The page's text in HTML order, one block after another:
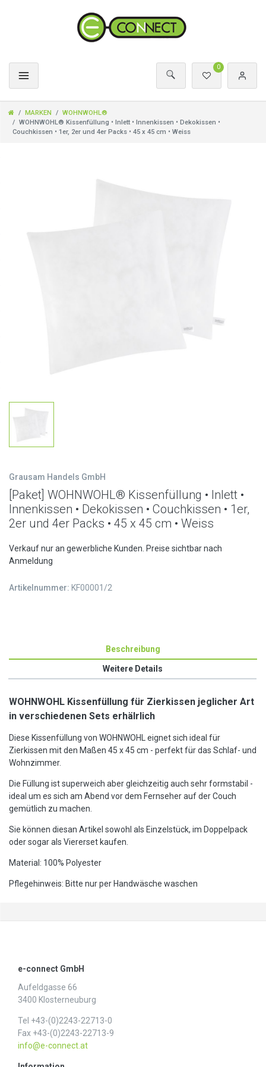
0
MARKEN
WOHNWOHL®
WOHNWOHL® Kissenfüllung • Inlett • Innenkissen • Dekokissen •
Couchkissen • 1er, 2er und 4er Packs • 45 x 45 cm • Weiss
Grausam Handels GmbH
[Paket] WOHNWOHL® Kissenfüllung • Inlett •
Innenkissen • Dekokissen • Couchkissen • 1er,
2er und 4er Packs • 45 x 45 cm • Weiss
Verkauf nur an gewerbliche Kunden. Preise sichtbar nach
Anmeldung
Artikelnummer: KF00001/2
Beschreibung
Weitere Details
WOHNWOHL Kissenfüllung für Zierkissen jeglicher Art
in verschiedenen Sets erhälrlich
Diese Kissenfüllung von WOHNWOHL eignet sich ideal für
Zierkissen mit den Maßen 45 x 45 cm - perfekt für das Schlaf- und
Wohnzimmer.
Die Füllung ist superweich aber gleichzeitig auch sehr formstabil -
ideal um es sich am Abend vor dem Fernseher auf der Couch
gemütlich zu machen.
Sie können diesan Artikel sowohl als Einzelstück, im Doppelpack
oder sogar als Viererset kaufen.
Material: 100% Polyester
Pflegehinweis: Bitte nur per Handwäsche waschen
e-connect GmbH
Aufeldgasse 66
3400 Klosterneuburg
Tel +43-(0)2243-22713-0
Fax +43-(0)2243-22713-9
info@e-connect.at